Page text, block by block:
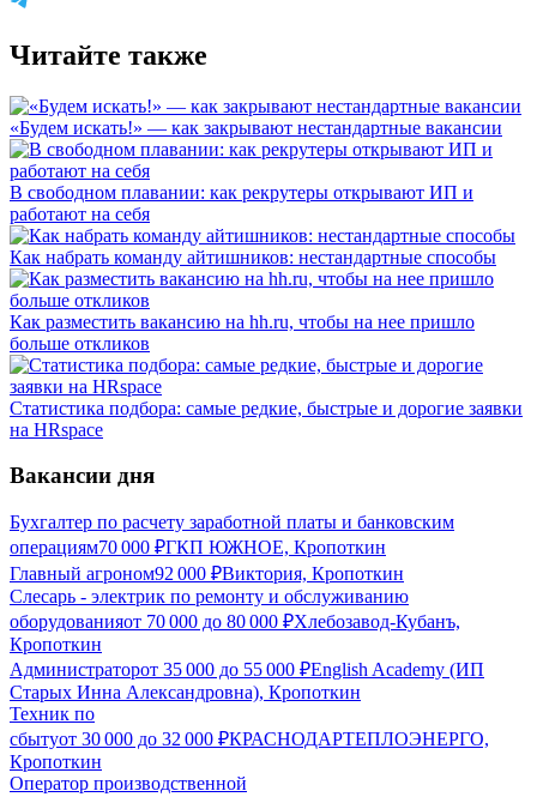
Читайте также
«Будем искать!» — как закрывают нестандартные вакансии
В свободном плавании: как рекрутеры открывают ИП и
работают на себя
Как набрать команду айтишников: нестандартные способы
Как разместить вакансию на hh.ru, чтобы на нее пришло
больше откликов
Статистика подбора: самые редкие, быстрые и дорогие заявки
на HRspace
Вакансии дня
Бухгалтер по расчету заработной платы и банковским
операциям70 000 ₽ГКП ЮЖНОЕ, Кропоткин
Главный агроном92 000 ₽Виктория, Кропоткин
Слесарь - электрик по ремонту и обслуживанию
оборудованияот 70 000 до 80 000 ₽Хлебозавод-Кубанъ,
Кропоткин
Администраторот 35 000 до 55 000 ₽English Academy (ИП
Старых Инна Александровна), Кропоткин
Техник по
сбытуот 30 000 до 32 000 ₽КРАСНОДАРТЕПЛОЭНЕРГО,
Кропоткин
Оператор производственной